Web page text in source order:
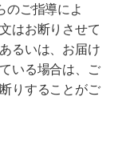
のご指導によ
はお断りさせて
るいは、お届け
いる場合は、ご
りすることがご